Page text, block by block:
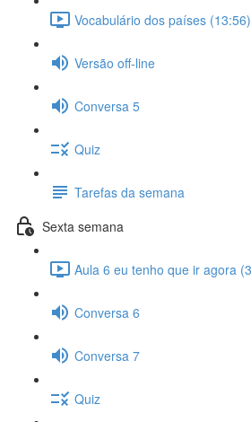
Vocabulário dos países (13:56)
Versão off-line
Conversa 5
Quiz
Tarefas da semana
Sexta semana
Aula 6 eu tenho que ir agora
Conversa 6
Conversa 7
Quiz